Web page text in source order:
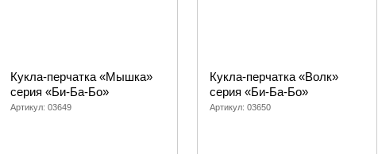
Пан Котофей, Кот и лиса
Кукла-перчатка «Мышка»
серия «Би-Ба-Бо»
Артикул: 03649
Кукла-перчатка «Волк»
серия «Би-Ба-Бо»
Артикул: 03650